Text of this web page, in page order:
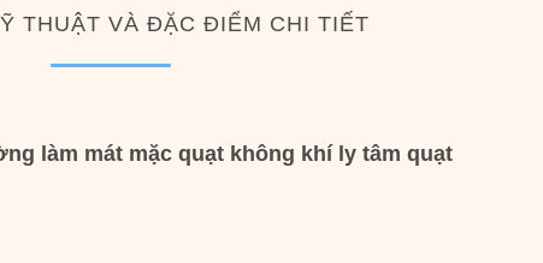
THUẬT VÀ ĐẶC ĐIỂM CHI TIẾT
làm mát mặc quạt không khí ly tâm quạt